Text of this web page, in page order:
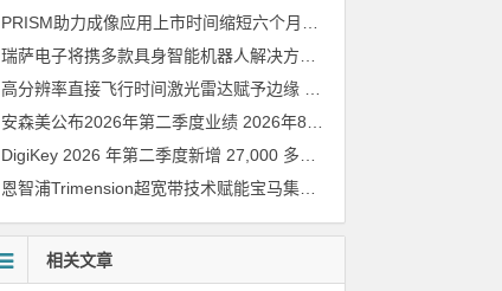
安森美公布2026年第二季度业绩 2026年8月6日
恩智浦Trimension超宽带技术赋能宝马集团Digital Key Plus及生命体存在检测功能
相关文章